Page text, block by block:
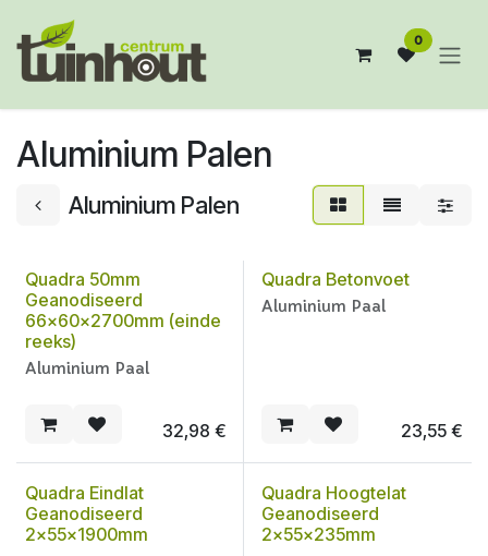
0
Aluminium Palen
Aluminium Palen
Quadra 50mm
Geanodiseerd
66x60x2700mm (einde
reeks)
Aluminium Paal
32,98 €
Quadra Betonvoet
Aluminium Paal
23,55€
Quadra Eindlat
Geanodiseerd
2x55x1900mm
Quadra Hoogtelat
Geanodiseerd
2x55x235mm